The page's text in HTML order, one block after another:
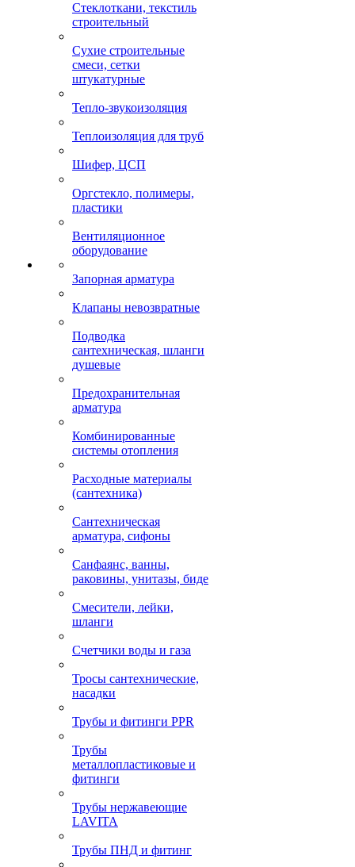
Стеклоткани, текстиль
строительный
Сухие строительные
смеси, сетки
штукатурные
Тепло-звукоизоляция
Теплоизоляция для труб
Шифер, ЦСП
Оргстекло, полимеры,
пластики
Вентиляционное
оборудование
Запорная арматура
Клапаны невозвратные
Подводка
сантехническая, шланги
душевые
Предохранительная
арматура
Комбинированные
системы отопления
Расходные материалы
(сантехника)
Сантехническая
арматура, сифоны
Санфаянс, ванны,
раковины, унитазы, биде
Смесители, лейки,
шланги
Счетчики воды и газа
Тросы сантехнические,
насадки
Трубы и фитинги PPR
Трубы
металлопластиковые и
фитинги
Трубы нержавеющие
LAVITA
Трубы ПНД и фитинг